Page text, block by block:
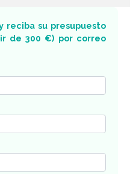
reciba su presupuesto
de 300 €) por correo